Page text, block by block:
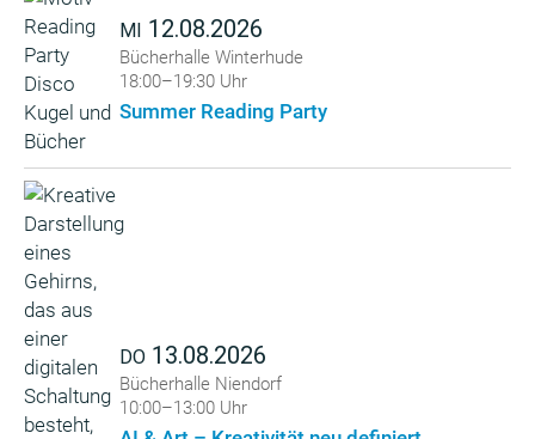
MI 12.08.2026
Bücherhalle Winterhude
18:00–19:30 Uhr
Summer Reading Party
DO 13.08.2026
Bücherhalle Niendorf
10:00–13:00 Uhr